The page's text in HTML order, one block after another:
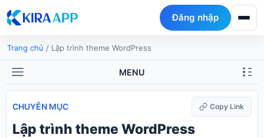
Đăng nhập
Trang chủ / Lập trình theme WordPress
MENU
CHUYÊN MỤC Copy Link
Lập trình theme WordPress